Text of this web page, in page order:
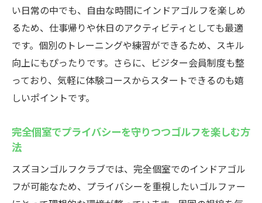
地域に根差したゴルファーコミュニティ
プライベート感溢れる空間でのゴルフ練習
設備の充実度がゴルフ愛好者に与える影響
ビジター会員も歓迎！スズヨンゴルフクラブで
手軽に始めるインドアゴルフ
ビジター会員制度の特徴とその利点
手軽に始められるインドアゴルフの魅力
スズヨンゴルフクラブの利用者の声を紹介
ビジター会員として参加する際の手順
い日常の中でも、自由な時間にインドアゴルフを楽しめ
るため、仕事帰りや休日のアクティビティとしても最適
です。個別のトレーニングや練習ができるため、スキル
向上にもぴったりです。さらに、ビジター会員制度も整
っており、気軽に体験コースからスタートできるのも嬉
しいポイントです。
完全個室でプライバシーを守りつつゴルフを楽しむ方
法
スズヨンゴルフクラブでは、完全個室でのインドアゴル
フが可能なため、プライバシーを重視したいゴルファー